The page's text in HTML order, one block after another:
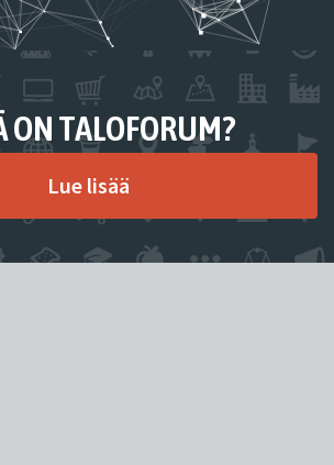
ON TALOFORUM?
Lue lisää